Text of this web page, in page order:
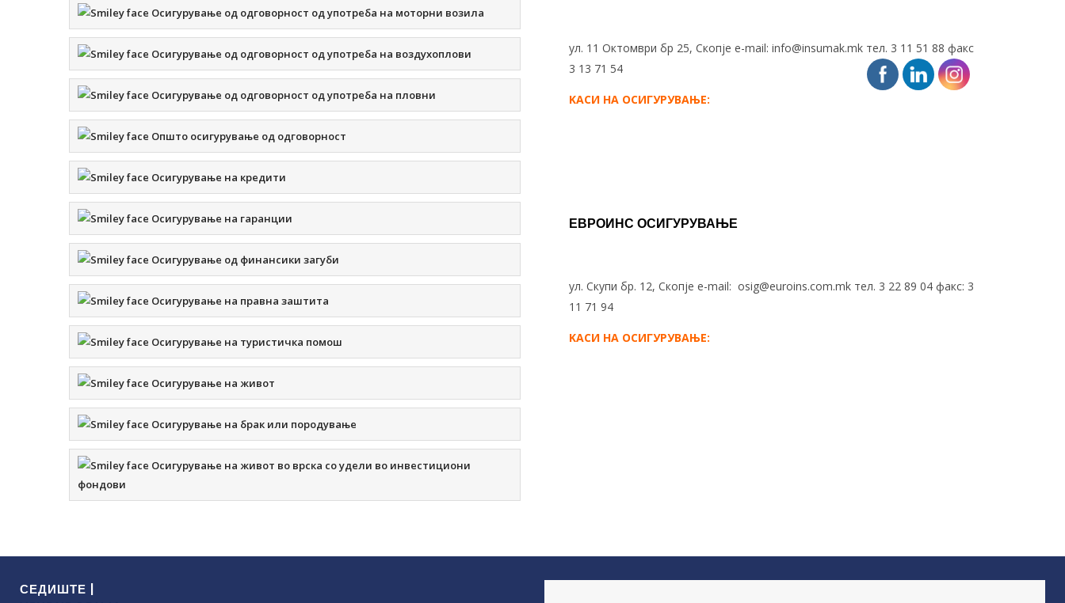
ул. 11 Октомври бр 25, Скопје e-mail: info@insumak.mk тел. 3 11 51 88 факс
3 13 71 54
KАСИ НА ОСИГУРУВАЊЕ:
ЕВРОИНС ОСИГУРУВАЊЕ
ул. Скупи бр. 12, Скопје e-mail: osig@euroins.com.mk тел. 3 22 89 04 факс: 3
11 71 94
KАСИ НА ОСИГУРУВАЊЕ:
Осигурување од одговорност од употреба на моторни возила
Осигурување од одговорност од употреба на воздухоплови
Осигурување од одговорност од употреба на пловни
Општо осигурување од одговорност
Осигурување на кредити
Осигурување на гаранции
Осигурување од финансики загуби
Осигурување на правна заштита
Осигурување на туристичка помош
Осигурување на живот
Осигурување на брак или породување
Осигурување на живот во врска со удели во инвестициони
фондови
СЕДИШТЕ |